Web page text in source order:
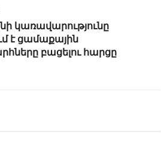
կառավարությունը
է ցամաքային
բացելու հարցը